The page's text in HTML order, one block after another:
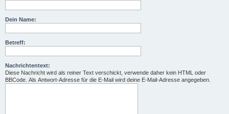
Dein Name:
Betreff:
Nachrichtentext:
Diese Nachricht wird als reiner Text verschickt, verwende daher kein HTML oder
BBCode. Als Antwort-Adresse für die E-Mail wird deine E-Mail-Adresse angegeben.